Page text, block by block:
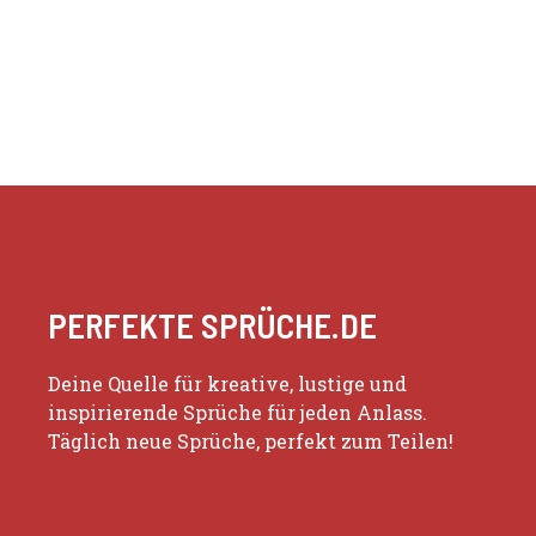
PERFEKTE SPRÜCHE.DE
Deine Quelle für kreative, lustige und
inspirierende Sprüche für jeden Anlass.
Täglich neue Sprüche, perfekt zum Teilen!